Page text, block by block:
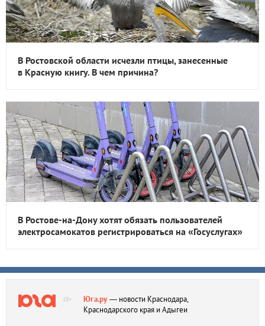
В Ростовской области исчезли птицы, занесенные
в Красную книгу. В чем причина?
В Ростове-на-Дону хотят обязать пользователей
электросамокатов регистрироваться на «Госуслугах»
18+ Юга.ру— новости Краснодара,
Краснодарского края и Адыгеи